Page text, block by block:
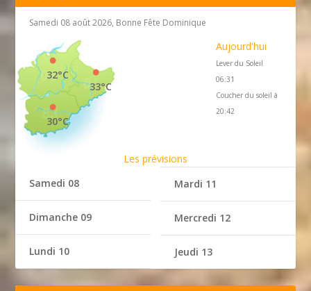
Samedi 08 août 2026, Bonne Fête Dominique
33°C
32°C
30°C
Aujourd'hui
Lever du Soleil
06:31
Coucher du soleil à
20:42
Les prévisions
Samedi 08
Dimanche 09
Lundi 10
Mardi 11
Mercredi 12
Jeudi 13